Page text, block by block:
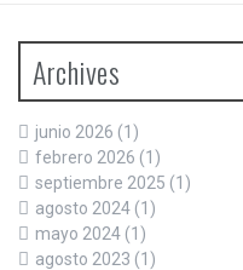
Archives
junio 2026 (1)
febrero 2026 (1)
septiembre 2025 (1)
agosto 2024 (1)
mayo 2024 (1)
agosto 2023 (1)